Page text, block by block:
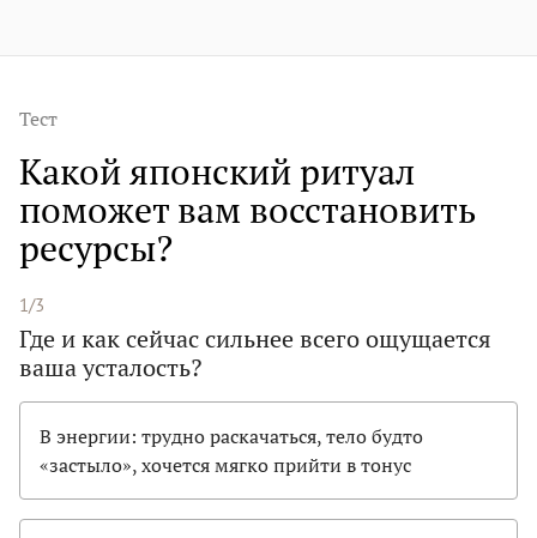
Тест
Какой японский ритуал
поможет вам восстановить
ресурсы?
1/3
Где и как сейчас сильнее всего ощущается
ваша усталость?
В энергии: трудно раскачаться, тело будто
«застыло», хочется мягко прийти в тонус